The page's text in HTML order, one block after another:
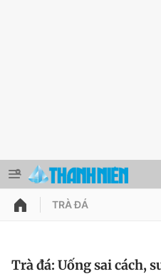
QUẢNG CÁO
Thông tin tài khoản
TRÀ ĐÁ
Trà đá: Uống sai cách,